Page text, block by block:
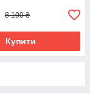
8 100 ₴
Купити